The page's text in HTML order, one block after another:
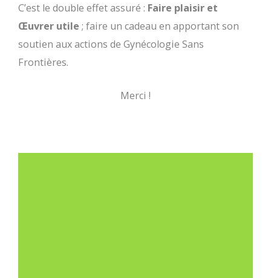
C’est le double effet assuré : Faire plaisir et
Œuvrer utile ; faire un cadeau en apportant son
soutien aux actions de Gynécologie Sans
Frontières.
Merci !